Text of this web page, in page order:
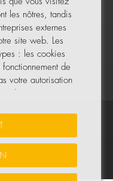
des données
PARTS, S.L.U.
les nôtres, tandis
externes
site web. Les
: les cookies
de
votre autorisation
en appuyant sur